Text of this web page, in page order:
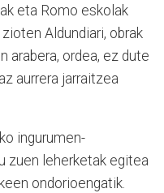
eta Romo eskolak
Aldundiari, obrak
arabera, ordea, ez dute
aurrera jarraitzea
ingurumen-
zuen leherketak egitea
ondorioengatik.